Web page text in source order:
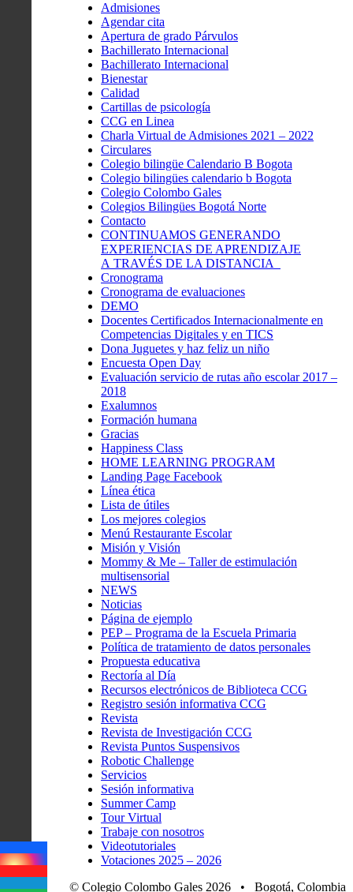
Admisiones
Agendar cita
Apertura de grado Párvulos
Bachillerato Internacional
Bachillerato Internacional
Bienestar
Calidad
Cartillas de psicología
CCG en Linea
Charla Virtual de Admisiones 2021 – 2022
Circulares
Colegio bilingüe Calendario B Bogota
Colegio bilingües calendario b Bogota
Colegio Colombo Gales
Colegios Bilingües Bogotá Norte
Contacto
CONTINUAMOS GENERANDO
EXPERIENCIAS DE APRENDIZAJE
A TRAVÉS DE LA DISTANCIA
Cronograma
Cronograma de evaluaciones
DEMO
Docentes Certificados Internacionalmente en
Competencias Digitales y en TICS
Dona Juguetes y haz feliz un niño
Encuesta Open Day
Evaluación servicio de rutas año escolar 2017 –
2018
Exalumnos
Formación humana
Gracias
Happiness Class
HOME LEARNING PROGRAM
Landing Page Facebook
Línea ética
Lista de útiles
Los mejores colegios
Menú Restaurante Escolar
Misión y Visión
Mommy & Me – Taller de estimulación
multisensorial
NEWS
Noticias
Página de ejemplo
PEP – Programa de la Escuela Primaria
Política de tratamiento de datos personales
Propuesta educativa
Rectoría al Día
Recursos electrónicos de Biblioteca CCG
Registro sesión informativa CCG
Revista
Revista de Investigación CCG
Revista Puntos Suspensivos
Robotic Challenge
Servicios
Sesión informativa
Summer Camp
Tour Virtual
Trabaje con nosotros
Videotutoriales
Votaciones 2025 – 2026
© Colegio Colombo Gales 2026 • Bogotá, Colombia